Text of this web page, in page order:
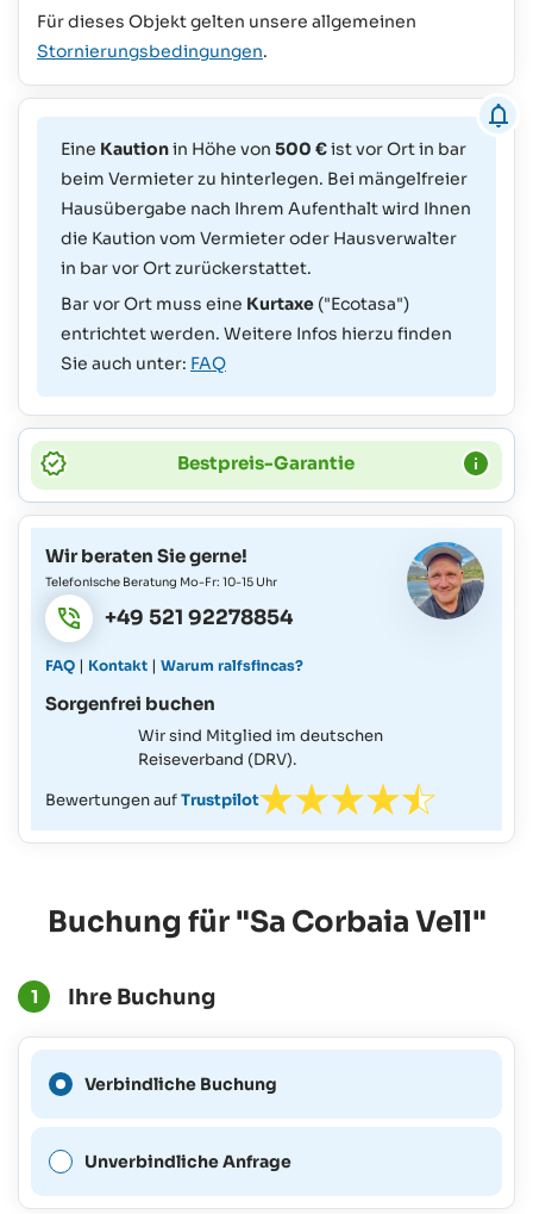
Für dieses Objekt gelten unsere allgemeinen
Stornierungsbedingungen.
Eine Kautionin Höhe von 500 €ist vor Ort in bar
beim Vermieter zu hinterlegen. Bei mängelfreier
Hausübergabe nach Ihrem Aufenthalt wird Ihnen
die Kaution vom Vermieter oder Hausverwalter
in bar vor Ort zurückerstattet.
Bar vor Ort muss eine Kurtaxe ("Ecotasa")
entrichtet werden. Weitere Infos hierzu finden
Sie auch unter: FAQ
Bestpreis-Garantie
Wir beraten Sie gerne!
Telefonische Beratung Mo-Fr: 10-15 Uhr
+49 521 92278854
FAQ | Kontakt | Warum ralfsfincas?
Sorgenfrei buchen
Wir sind Mitglied im deutschen
Reiseverband (DRV).
Bewertungen aufTrustpilot
Buchung für "Sa Corbaia Vell"
1 Ihre Buchung
Verbindliche Buchungist für diesen Zeitraum nicht
Unverbindliche Anfrage